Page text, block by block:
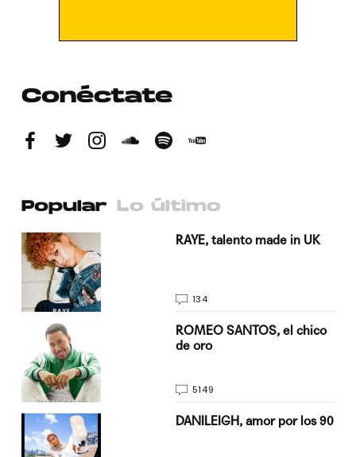
Conéctate
Popular Lo último
RAYE, talento made in UK
134
ROMEO SANTOS, el chico
de oro
5149
DANILEIGH, amor por los 90